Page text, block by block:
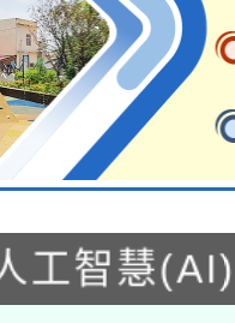
年度閱讀
業研習
工智慧
師名單